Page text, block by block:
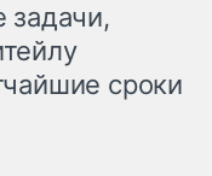
задачи,
сроки